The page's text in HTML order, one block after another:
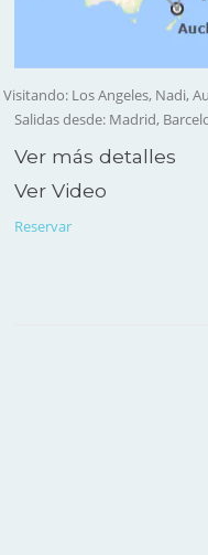
Visitando: Los Angeles, Nadi,
Salidas desde: Madrid,
Ver más detalles
Ver Video
Reservar